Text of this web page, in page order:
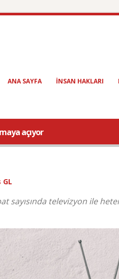
ANA SAYFA INSAN HAKLARI
açıyor
GL
sayısında televizyon ile